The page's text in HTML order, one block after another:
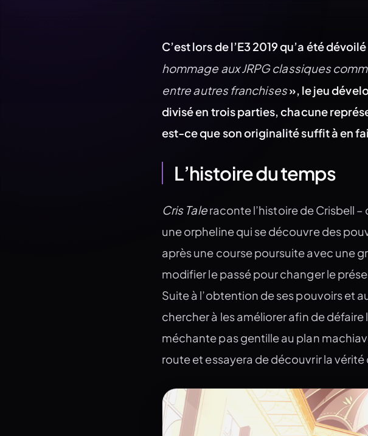
C’est lors de l’E3 2019 qu’a été dévoilé
hommage aux JRPG classiques
entre autres franchises», le jeu
divisé en trois parties, chacune
est-ce que son originalité suffit à en
L’histoire du temps
Cris Taleraconte l’histoire de Crisbell –
une orpheline qui se découvre des
après une course poursuite avec une
modifier le passé pour changer le
Suite à l’obtention de ses pouvoirs et
chercher à les améliorer afin de
méchante pas gentille au plan
route et essayera de découvrir la